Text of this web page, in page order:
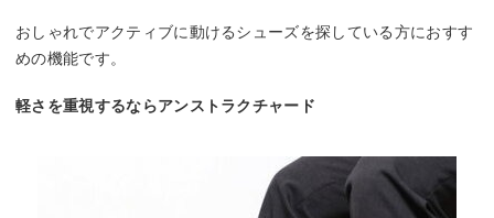
おしゃれでアクティブに動けるシューズを探している方におすす
めの機能です。
軽さを重視するならアンストラクチャード